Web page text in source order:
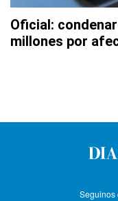
Oficial:
millones por
Seguinos